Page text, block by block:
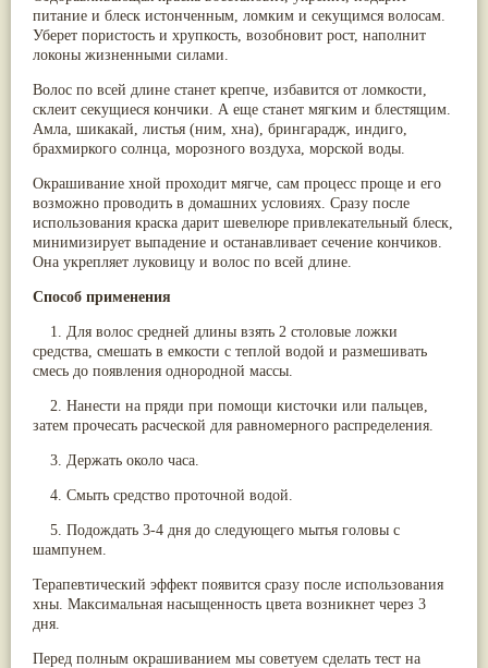
питание и блеск истонченным, ломким и секущимся волосам.
Уберет пористость и хрупкость, возобновит рост, наполнит
локоны жизненными силами.
Волос по всей длине станет крепче, избавится от ломкости,
склеит секущиеся кончики. А еще станет мягким и блестящим.
Амла, шикакай, листья (ним, хна), брингарадж, индиго,
брахмиркого солнца, морозного воздуха, морской воды.
Окрашивание хной проходит мягче, сам процесс проще и его
возможно проводить в домашних условиях. Сразу после
использования краска дарит шевелюре привлекательный блеск,
минимизирует выпадение и останавливает сечение кончиков.
Она укрепляет луковицу и волос по всей длине.
Способ применения
1. Для волос средней длины взять 2 столовые ложки
средства, смешать в емкости с теплой водой и размешивать
смесь до появления однородной массы.
2. Нанести на пряди при помощи кисточки или пальцев,
затем прочесать расческой для равномерного распределения.
3. Держать около часа.
4. Смыть средство проточной водой.
5. Подождать 3-4 дня до следующего мытья головы с
шампунем.
Терапевтический эффект появится сразу после использования
хны. Максимальная насыщенность цвета возникнет через 3
дня.
Перед полным окрашиванием мы советуем сделать тест на
Паслён черный(13)
Ипомея(12)
Коричник цейлонский(12)
Розовая соль(12)
Сверция(12)
Виноград(11)
Каменная соль(11)
Мукуна жгучая(11)
Ним(11)
Патала(11)
Перец чаба(11)
Соссюрея/кушта(11)
Турпет
Алойное дерево
Асафетида(10)
Пармелия(10)
Тмин обыкновенный(10)
Вишня гималайская(9)
Данти(9)
Птерокарпус мешковидный(9)
Жасмин(8)
Каранджа
Мята(8)
Пушкара(8)
more...